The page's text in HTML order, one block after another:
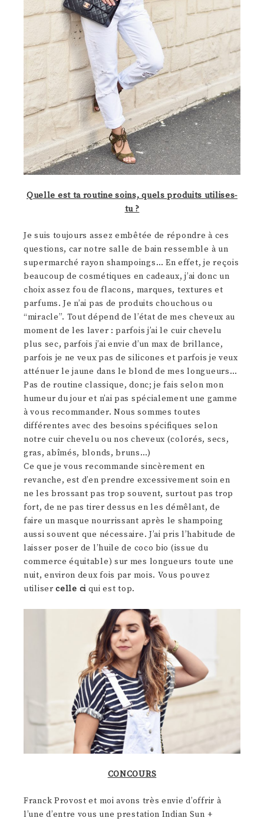
Quelle est ta routine soins, quels produits utilises-
tu ?
Je suis toujours assez embêtée de répondre à ces
questions, car notre salle de bain ressemble à un
supermarché rayon shampoings… En effet, je reçois
beaucoup de cosmétiques en cadeaux, j’ai donc un
choix assez fou de flacons, marques, textures et
parfums. Je n’ai pas de produits chouchous ou
“miracle”. Tout dépend de l’état de mes cheveux au
moment de les laver : parfois j’ai le cuir chevelu
plus sec, parfois j’ai envie d’un max de brillance,
parfois je ne veux pas de silicones et parfois je veux
atténuer le jaune dans le blond de mes longueurs…
Pas de routine classique, donc; je fais selon mon
humeur du jour et n’ai pas spécialement une gamme
à vous recommander. Nous sommes toutes
différentes avec des besoins spécifiques selon
notre cuir chevelu ou nos cheveux (colorés, secs,
gras, abîmés, blonds, bruns…)
Ce que je vous recommande sincèrement en
revanche, est d’en prendre excessivement soin en
ne les brossant pas trop souvent, surtout pas trop
fort, de ne pas tirer dessus en les démêlant, de
faire un masque nourrissant après le shampoing
aussi souvent que nécessaire. J’ai pris l’habitude de
laisser poser de l’huile de coco bio (issue du
commerce équitable) sur mes longueurs toute une
nuit, environ deux fois par mois. Vous pouvez
utilisercelle ciqui est top.
CONCOURS
Franck Provost et moi avons très envie d’offrir à
l’une d’entre vous une prestation Indian Sun +